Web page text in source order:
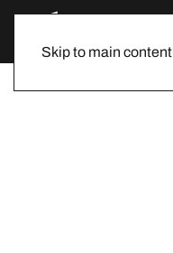
Skip to main content